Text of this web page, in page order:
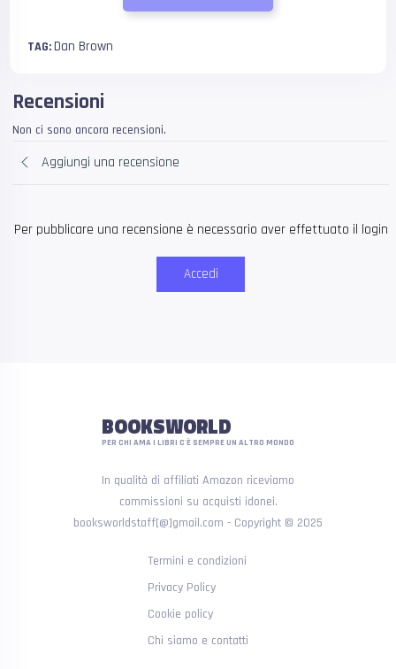
TAG:Dan Brown
Recensioni
Non ci sono ancora recensioni.
Aggiungi una recensione
Per pubblicare una recensione è necessario aver effettuato il login
Accedi
BOOKSWORLD
PER CHI AMA I LIBRI C'È SEMPRE UN ALTRO MONDO
In qualità di affiliati Amazon riceviamo
commissioni su acquisti idonei.
booksworldstaff[@]gmail.com - Copyright © 2025
Termini e condizioni
Privacy Policy
Cookie policy
Chi siamo e contatti